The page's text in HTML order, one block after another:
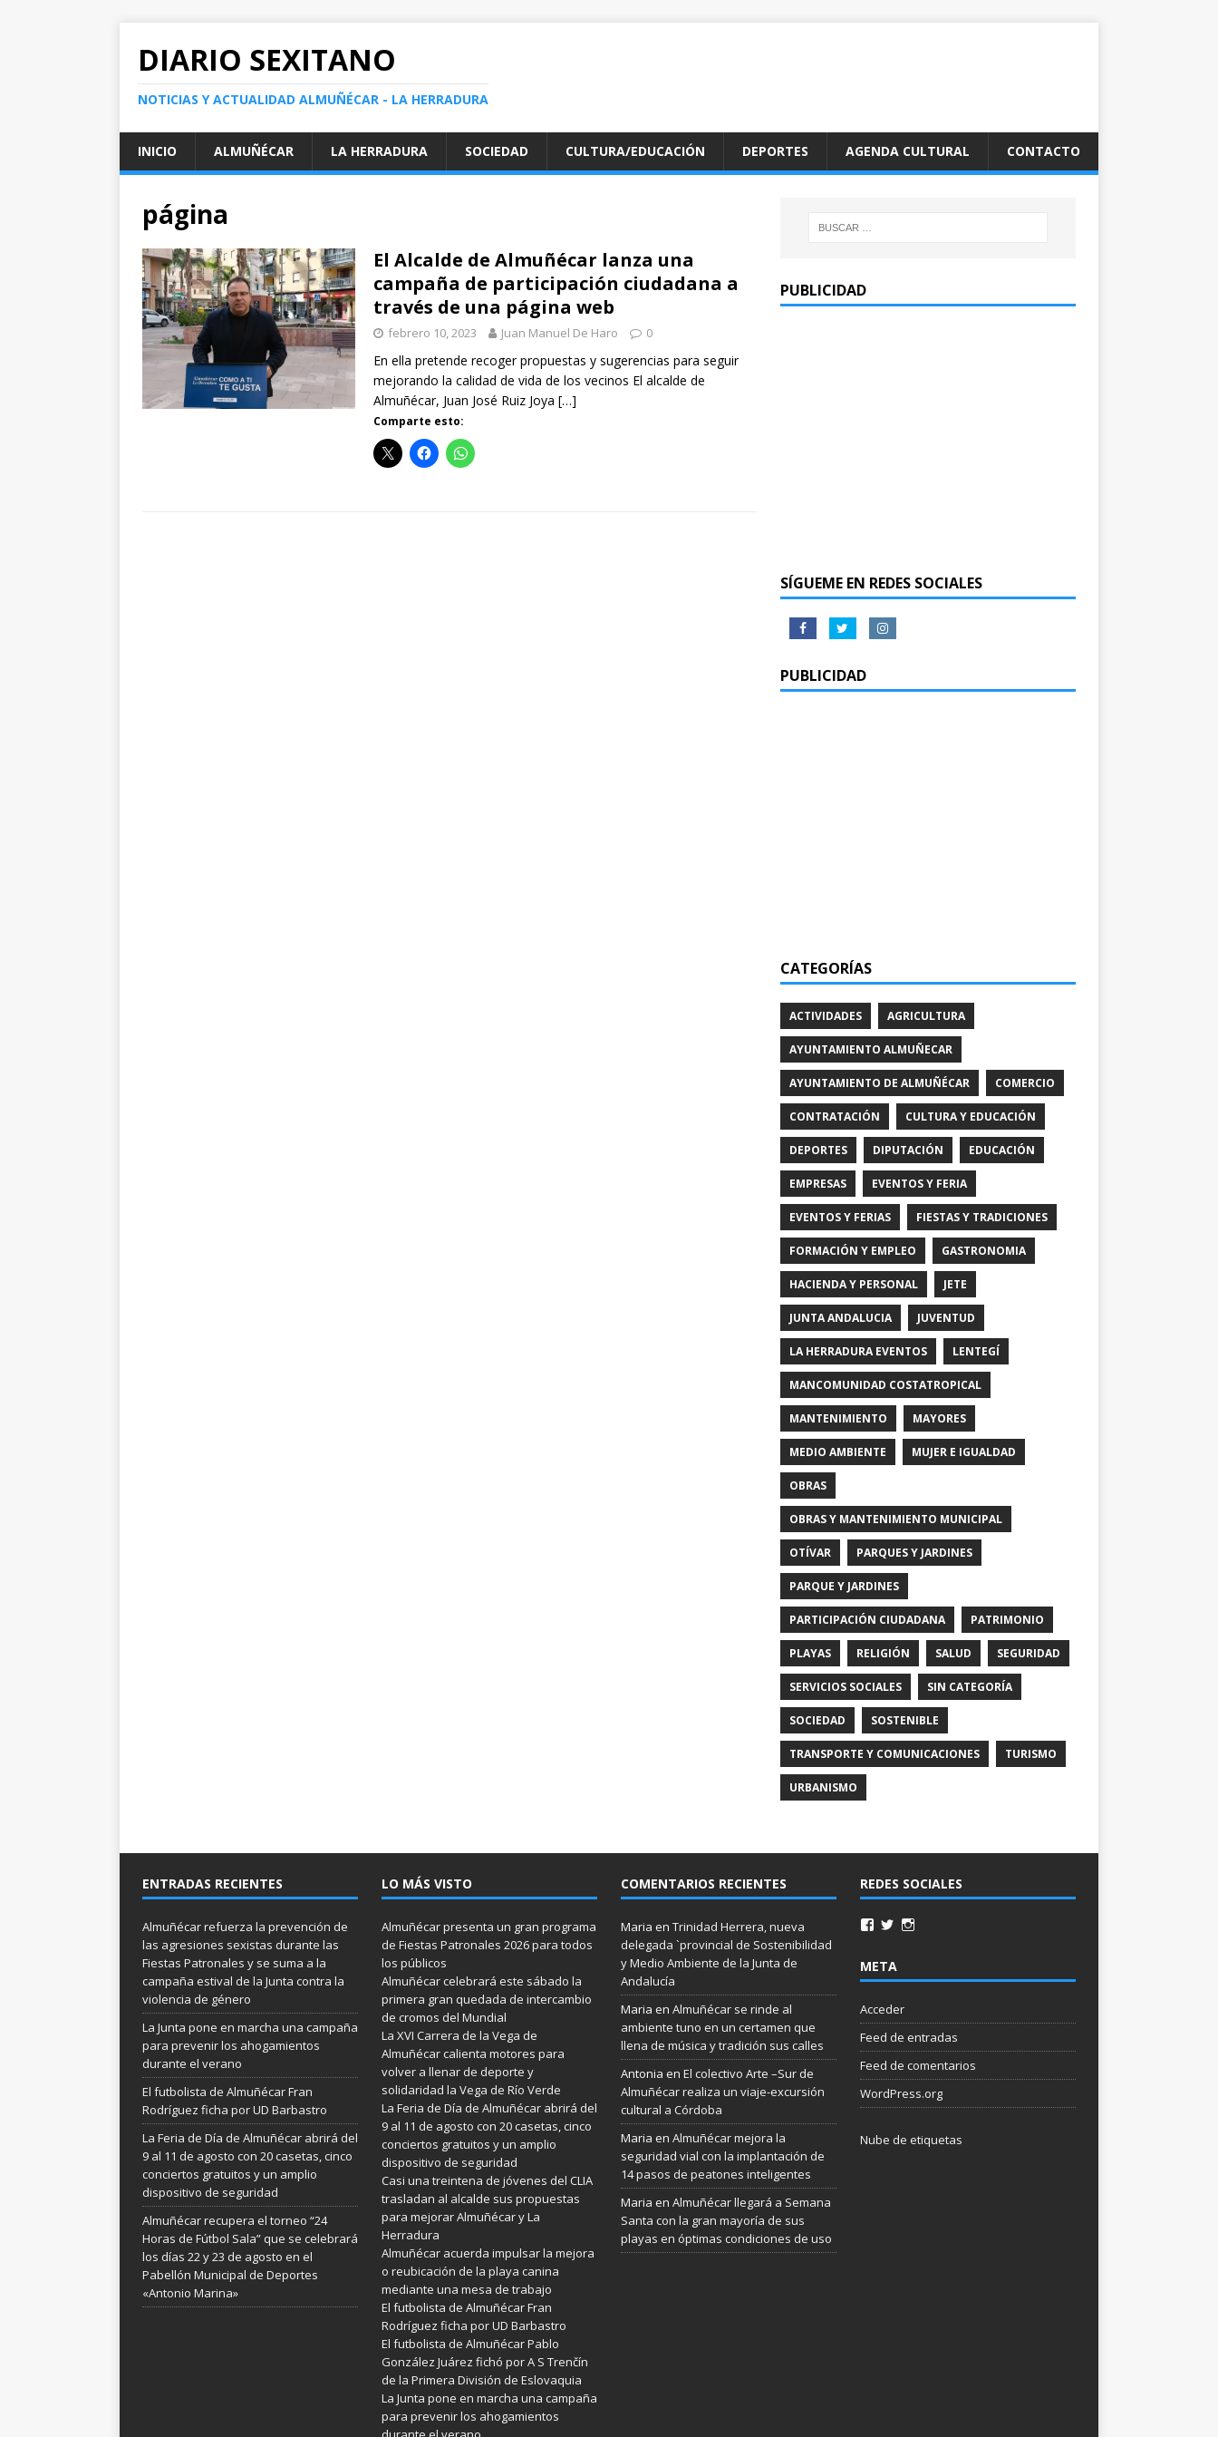
DIARIO SEXITANO
NOTICIAS Y ACTUALIDAD ALMUÑÉCAR - LA HERRADURA
INICIO ALMUÑÉCAR LA HERRADURA SOCIEDAD CULTURA/EDUCACIÓN DEPORTES AGENDA CULTURAL CONTACTO
página
El Alcalde de Almuñécar lanza una
campaña de participación ciudadana a
través de una página web
febrero 10, 2023 Juan Manuel De Haro 0
En ella pretende recoger propuestas y sugerencias para seguir
mejorando la calidad de vida de los vecinos El alcalde de
Almuñécar, Juan José Ruiz Joya […]
Comparte esto:
PUBLICIDAD
SÍGUEME EN REDES SOCIALES
PUBLICIDAD
CATEGORÍAS
ACTIVIDADES AGRICULTURA
AYUNTAMIENTO ALMUÑECAR
AYUNTAMIENTO DE ALMUÑÉCAR COMERCIO
CONTRATACIÓN CULTURA Y EDUCACIÓN
DEPORTES DIPUTACIÓN EDUCACIÓN
EMPRESAS EVENTOS Y FERIA
EVENTOS Y FERIAS FIESTAS Y TRADICIONES
FORMACIÓN Y EMPLEO GASTRONOMIA
HACIENDA Y PERSONAL JETE
JUNTA ANDALUCIA JUVENTUD
LA HERRADURA EVENTOS LENTEGÍ
MANCOMUNIDAD COSTATROPICAL
MANTENIMIENTO MAYORES
MEDIO AMBIENTE MUJER E IGUALDAD
OBRAS
OBRAS Y MANTENIMIENTO MUNICIPAL
OTÍVAR PARQUES Y JARDINES
PARQUE Y JARDINES
PARTICIPACIÓN CIUDADANA PATRIMONIO
PLAYAS RELIGIÓN SALUD SEGURIDAD
SERVICIOS SOCIALES SIN CATEGORÍA
SOCIEDAD SOSTENIBLE
TRANSPORTE Y COMUNICACIONES TURISMO
URBANISMO
ENTRADAS RECIENTES
Almuñécar refuerza la prevención de
las agresiones sexistas durante las
Fiestas Patronales y se suma a la
campaña estival de la Junta contra la
violencia de género
La Junta pone en marcha una campaña
para prevenir los ahogamientos
durante el verano
El futbolista de Almuñécar Fran
Rodríguez ficha por UD Barbastro
La Feria de Día de Almuñécar abrirá del
9 al 11 de agosto con 20 casetas, cinco
conciertos gratuitos y un amplio
dispositivo de seguridad
Almuñécar recupera el torneo “24
Horas de Fútbol Sala” que se celebrará
los días 22 y 23 de agosto en el
Pabellón Municipal de Deportes
«Antonio Marina»
LO MÁS VISTO
Almuñécar presenta un gran programa
de Fiestas Patronales 2026 para todos
los públicos
Almuñécar celebrará este sábado la
primera gran quedada de intercambio
de cromos del Mundial
La XVI Carrera de la Vega de
Almuñécar calienta motores para
volver a llenar de deporte y
solidaridad la Vega de Río Verde
La Feria de Día de Almuñécar abrirá del
9 al 11 de agosto con 20 casetas, cinco
conciertos gratuitos y un amplio
dispositivo de seguridad
Casi una treintena de jóvenes del CLIA
trasladan al alcalde sus propuestas
para mejorar Almuñécar y La
Herradura
Almuñécar acuerda impulsar la mejora
o reubicación de la playa canina
mediante una mesa de trabajo
El futbolista de Almuñécar Fran
Rodríguez ficha por UD Barbastro
El futbolista de Almuñécar Pablo
González Juárez fichó por A S Trenčín
de la Primera División de Eslovaquia
La Junta pone en marcha una campaña
para prevenir los ahogamientos
COMENTARIOS RECIENTES
Maria en Trinidad Herrera, nueva
delegada `provincial de Sostenibilidad
y Medio Ambiente de la Junta de
Andalucía
Maria en Almuñécar se rinde al
ambiente tuno en un certamen que
llena de música y tradición sus calles
Antonia en El colectivo Arte –Sur de
Almuñécar realiza un viaje-excursión
cultural a Córdoba
Maria en Almuñécar mejora la
seguridad vial con la implantación de
14 pasos de peatones inteligentes
Maria en Almuñécar llegará a Semana
Santa con la gran mayoría de sus
playas en óptimas condiciones de uso
REDES SOCIALES
META
Acceder
Feed de entradas
Feed de comentarios
WordPress.org
Nube de etiquetas